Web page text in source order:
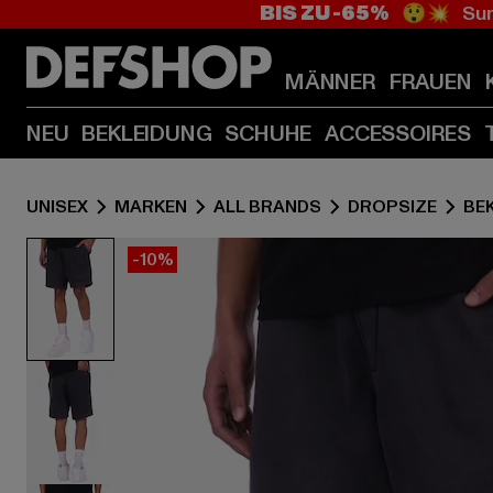
BIS ZU -65% 😲💥
MÄNNER FRAUEN
NEU BEKLEIDUNG SCHUHE ACCESSOIRES
UNISEX MARKEN ALL BRANDS DROPSIZE
-10%